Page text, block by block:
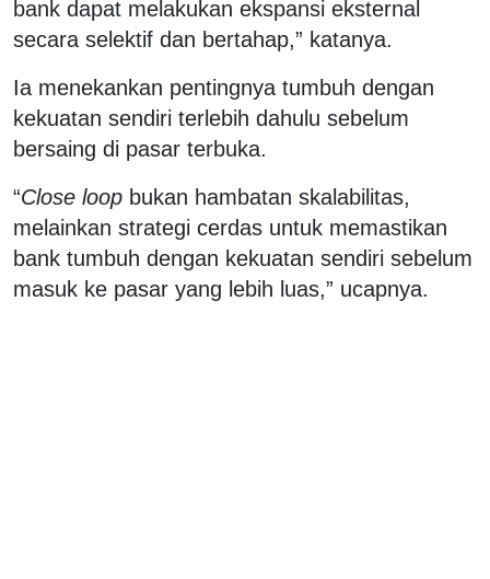
bank dapat melakukan ekspansi eksternal
secara selektif dan bertahap,” katanya.
Ia menekankan pentingnya tumbuh dengan
kekuatan sendiri terlebih dahulu sebelum
bersaing di pasar terbuka.
“Close loop bukan hambatan skalabilitas,
melainkan strategi cerdas untuk memastikan
bank tumbuh dengan kekuatan sendiri sebelum
masuk ke pasar yang lebih luas,” ucapnya.